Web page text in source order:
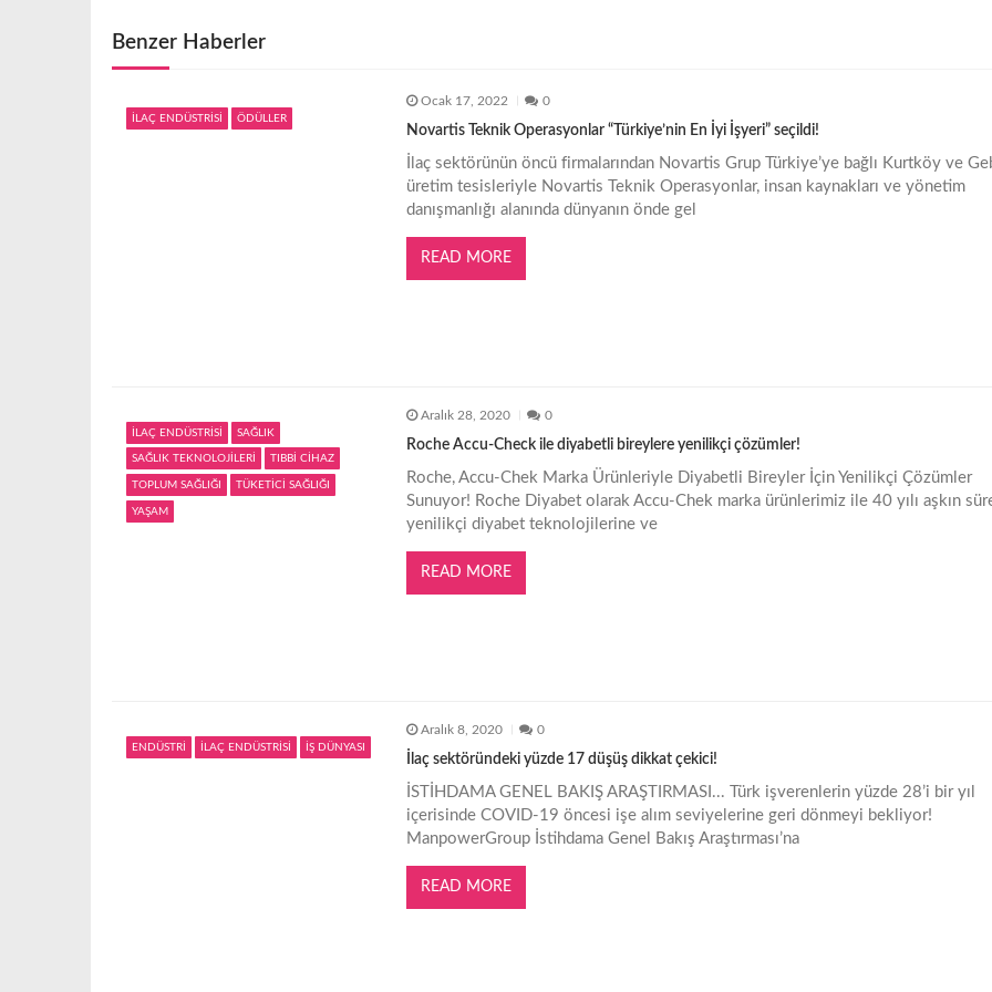
ı
g
e
s
Benzer Haberler
İLAÇ ENDÜSTRİSİ ÖDÜLLER
Ocak 17, 2022 0
Novartis Teknik Operasyonlar “Türkiye’nin En İyi İşyeri” seçildi!
İlaç sektörünün öncü firmalarından Novartis Grup Türkiye’ye bağlı Kurtköy ve
üretim tesisleriyle Novartis Teknik Operasyonlar, insan kaynakları ve yönetim
danışmanlığı alanında dünyanın önde gel
READ MORE
İLAÇ ENDÜSTRİSİ SAĞLIK
SAĞLIK TEKNOLOJİLERİ TIBBİ CİHAZ
TOPLUM SAĞLIĞI TÜKETİCİ SAĞLIĞI
YAŞAM
Aralık 28, 2020 0
Roche Accu-Check ile diyabetli bireylere yenilikçi çözümler!
Roche, Accu-Chek Marka Ürünleriyle Diyabetli Bireyler İçin Yenilikçi Çözümler
Sunuyor! Roche Diyabet olarak Accu-Chek marka ürünlerimiz ile 40 yılı aşkın
yenilikçi diyabet teknolojilerine ve
READ MORE
ENDÜSTRİ İLAÇ ENDÜSTRİSİ İŞ DÜNYASI
Aralık 8, 2020 0
İlaç sektöründeki yüzde 17 düşüş dikkat çekici!
İSTİHDAMA GENEL BAKIŞ ARAŞTIRMASI... Türk işverenlerin yüzde 28’i bir yıl
içerisinde COVID-19 öncesi işe alım seviyelerine geri dönmeyi bekliyor!
ManpowerGroup İstihdama Genel Bakış Araştırması’na
READ MORE